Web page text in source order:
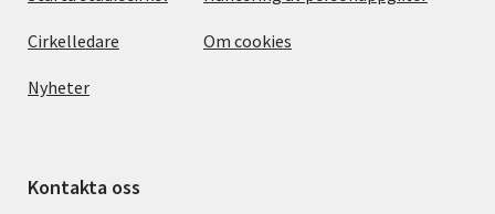
Cirkelledare
Nyheter
Om cookies
Kontakta oss